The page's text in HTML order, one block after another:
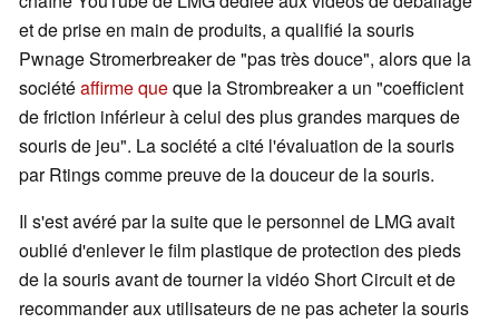
et de prise en main de produits, a qualifié la souris
Pwnage Stromerbreaker de "pas très douce", alors que la
sociétéaffirme queque la Strombreaker a un "coefficient
de friction inférieur à celui des plus grandes marques de
souris de jeu". La société a cité l'évaluation de la souris
par Rtings comme preuve de la douceur de la souris.
Il s'est avéré par la suite que le personnel de LMG avait
oublié d'enlever le film plastique de protection des pieds
de la souris avant de tourner la vidéo Short Circuit et de
recommander aux utilisateurs de ne pas acheter la souris